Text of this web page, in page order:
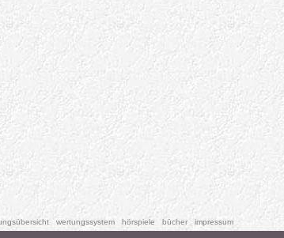
wertungssystem hörspiele bücher impressum